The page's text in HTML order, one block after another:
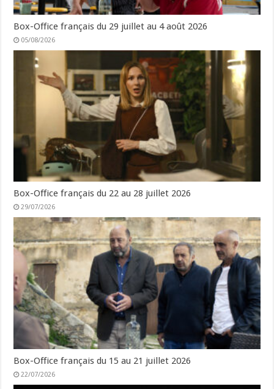
Box-Office français du 29 juillet au 4 août 2026
05/08/2026
Box-Office français du 22 au 28 juillet 2026
29/07/2026
Box-Office français du 15 au 21 juillet 2026
22/07/2026